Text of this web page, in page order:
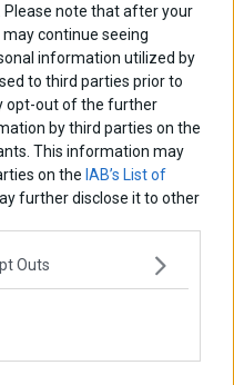
note that after your
continue seeing
information utilized by
to third parties prior to
opt-out of the further
by third parties on the
This information may
on the IAB’s List of
further disclose it to other
Outs
επέστρεψαν
από την ψυχή…
βολικές ερμηνείες